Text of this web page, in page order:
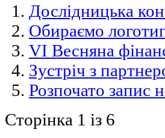
Дослідницька
Обираємо
VI Весняна
Зустріч з
Розпочато запис
Сторінка 1 із 6